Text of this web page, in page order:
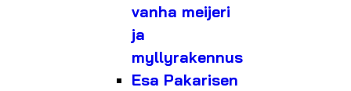
vanha meijeri
ja
myllyrakennus
Esa Pakarisen